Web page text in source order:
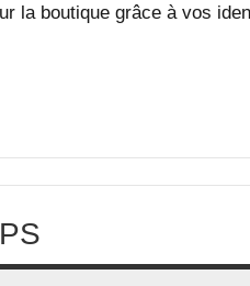
la boutique grâce à vos